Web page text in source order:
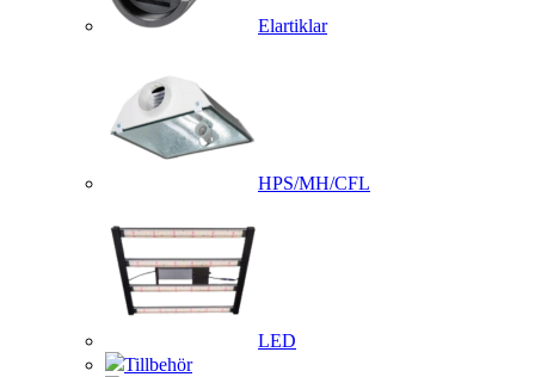
Elartiklar
HPS/MH/CFL
LED
Tillbehör